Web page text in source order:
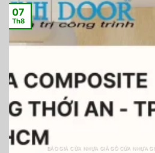
BÁO GIÁ CỬA NHỰA GIẢ GỖ CỬA NHỰA
07
Th8